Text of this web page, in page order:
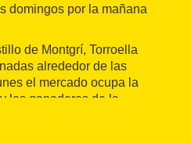
domingos por la mañana
de Montgrí, Torroella
alrededor de las
el mercado ocupa la
los ganaderos de la